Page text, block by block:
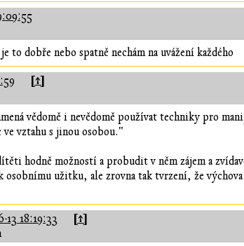
to dobře nebo spatně nechám na uvážení každého
[↑]
vědomě i nevědomě používat techniky pro
vztahu s jinou osobou."
hodně možností a probudit v něm zájem a
osobnímu užitku, ale zrovna tak tvrzení, že
13 18:19:33 [↑]